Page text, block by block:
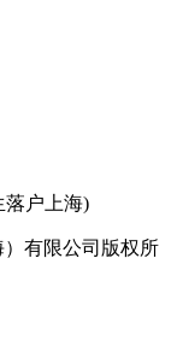
）有限公司版权所